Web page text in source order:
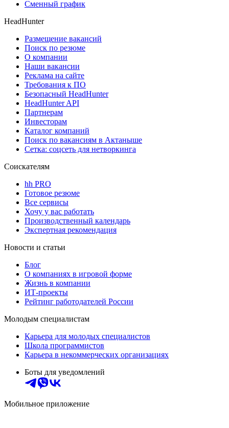
Сменный график
HeadHunter
Размещение вакансий
Поиск по резюме
О компании
Наши вакансии
Реклама на сайте
Требования к ПО
Безопасный HeadHunter
HeadHunter API
Партнерам
Инвесторам
Каталог компаний
Поиск по вакансиям в Актаныше
Сетка: соцсеть для нетворкинга
Соискателям
hh PRO
Готовое резюме
Все сервисы
Хочу у вас работать
Производственный календарь
Экспертная рекомендация
Новости и статьи
Блог
О компаниях в игровой форме
Жизнь в компании
ИТ-проекты
Рейтинг работодателей России
Молодым специалистам
Карьера для молодых специалистов
Школа программистов
Карьера в некоммерческих организациях
Боты для уведомлений
Мобильное приложение